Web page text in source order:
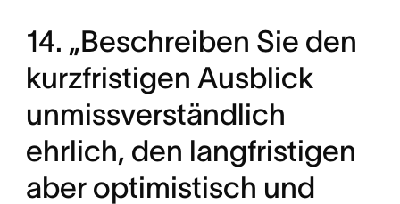
14. „Beschreiben Sie den
kurzfristigen Ausblick
unmissverständlich
ehrlich, den langfristigen
aber optimistisch und